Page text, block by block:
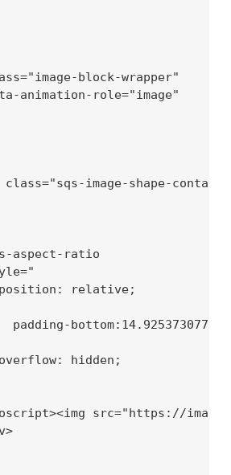
block-wrapper"
animation-role="image"
class="sqs-image-shape-
aspect-ratio
relative;
padding-
hidden;
src="https://